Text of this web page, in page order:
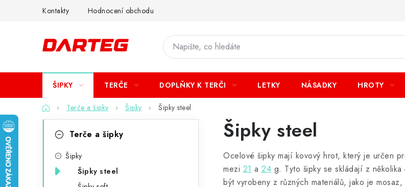
Kontakty Hodnocení obchodu
ŠIPKY TERČE DOPLŇKY K TERČI LETKY NÁSADKY HROTY
DomůTerče a šipky Šipky Šipky steel
kategorieTerče a šipky
Šipky
Šipky steel
Šipky steel
Ocelové šipky mají kovový hrot, který je určen
mezi 21 a 24 g. Tyto šipky se skládají z
být vyrobeny z různých materiálů, jako je mosaz,